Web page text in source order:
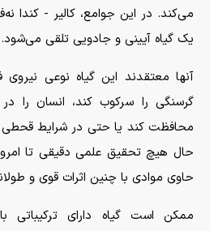
می‌کند. در این جوامع، کالیر - کندا
یک گیاه آیینی و جادویی تلقی می‌شود.
آنها معتقدند این گیاه نوعی نیروی
گرسنگی را سرکوب کند، انسان را
محافظت کند یا حتی در شرایط قحطی
حال هیچ تحقیق علمی دقیقی تا
حاوی موادی با چنین اثرات قوی و
ممکن است گیاه دارای